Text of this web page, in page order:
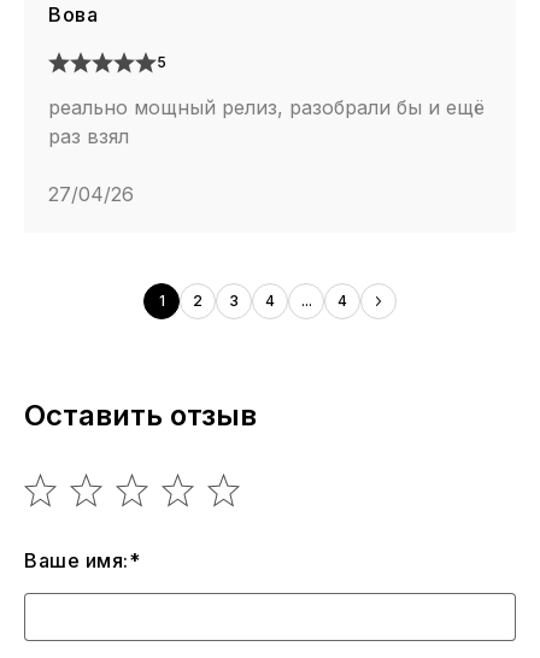
Вова
5
реально мощный релиз, разобрали бы и ещё
раз взял
27/04/26
1 2 3 4 ... 4
Оставить отзыв
Ваше имя:*